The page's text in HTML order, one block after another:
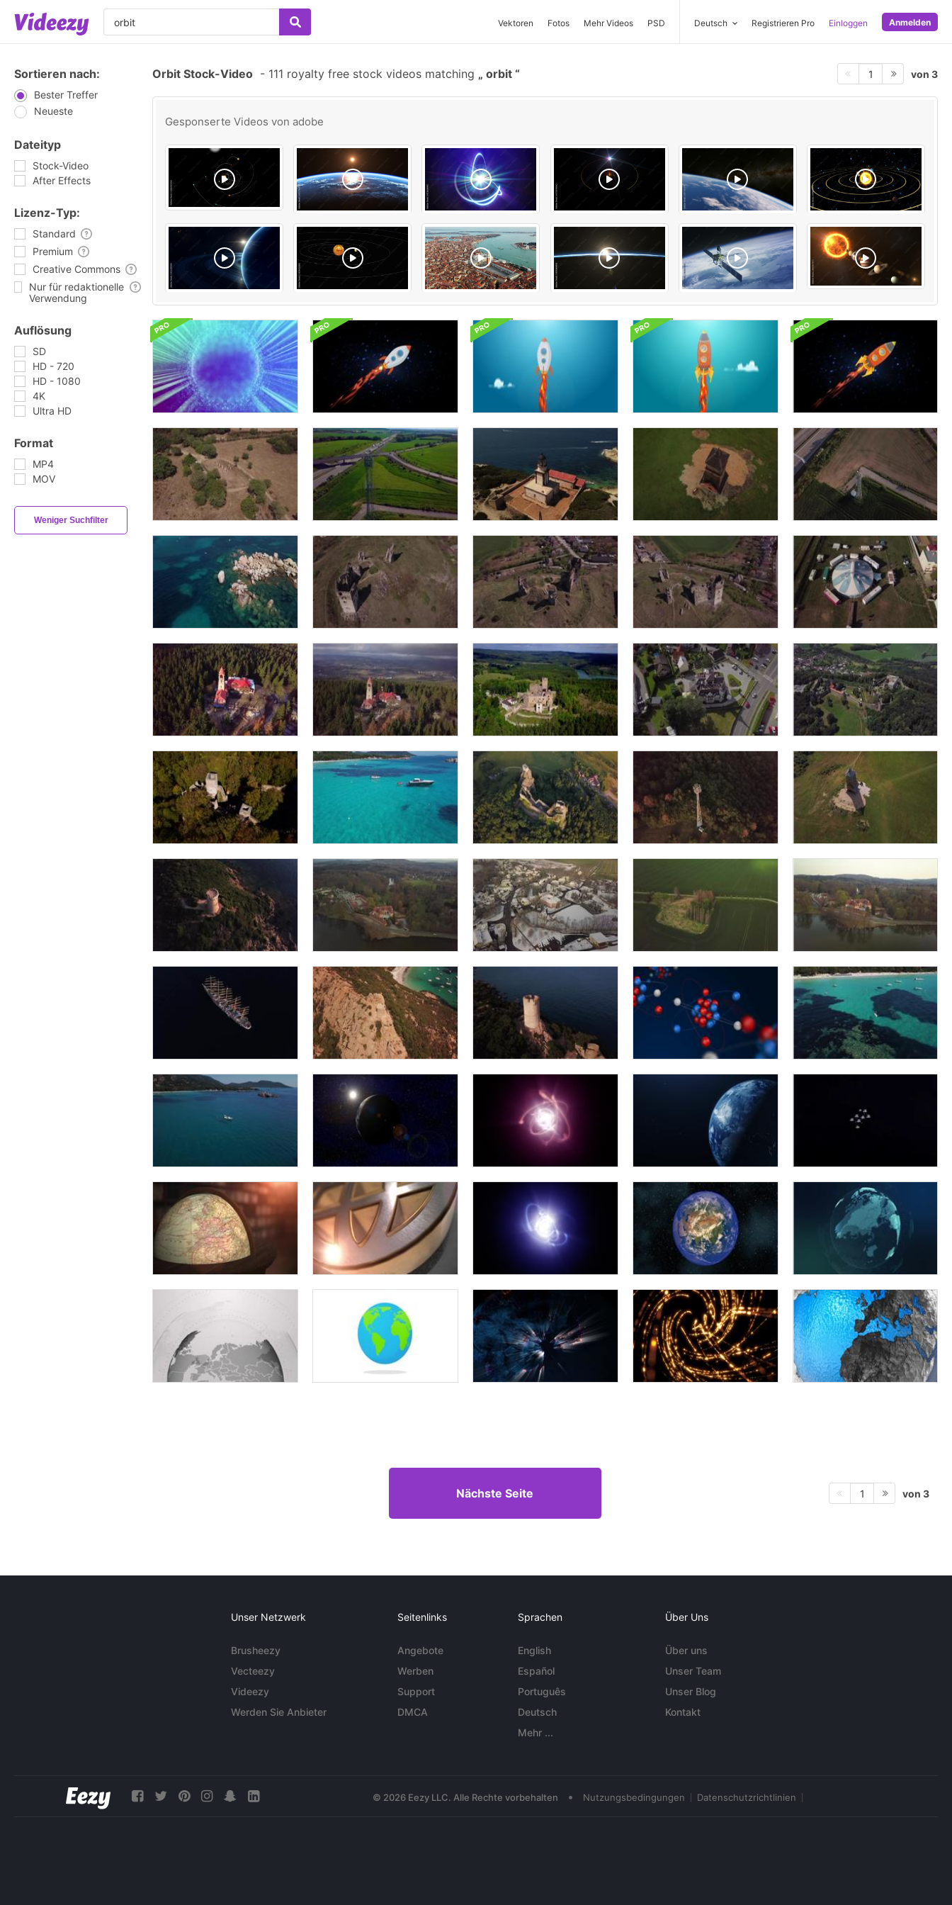
Vektoren Fotos Mehr Videos PSD Deutsch Registrieren Pro Einloggen Anmelden
Sortieren nach:
Bester Treffer
Neueste
Dateityp
Stock-Video
After Effects
Lizenz-Typ:
Standard
Premium
Creative Commons
Nur für redaktionelle
Verwendung
Auflösung
SD
HD - 720
HD - 1080
4K
Ultra HD
Format
MP4
MOV
Weniger Suchfilter
Orbit Stock-Video - 111 royalty free stock videos matching orbit 1 von 3
Gesponserte Videos von adobe
Nächste Seite 1 von 3
Unser Netzwerk
Brusheezy
Vecteezy
Videezy
Werden Sie Anbieter
Seitenlinks
Angebote
Werben
Support
DMCA
Sprachen
English
Español
Português
Deutsch
Mehr ...
Über Uns
Über uns
Unser Team
Unser Blog
Kontakt
© 2026 Eezy LLC. Alle Rechte vorbehalten • Nutzungsbedingungen Datenschutzrichtlinien